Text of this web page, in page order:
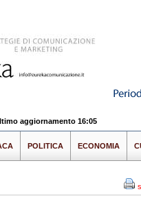
aggiornamento 16:05
POLITICA ECONOMIA